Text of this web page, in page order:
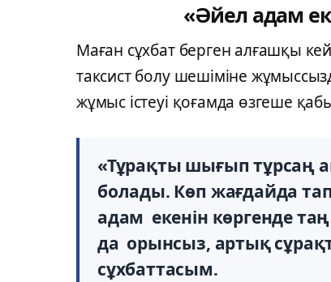
«Әйел адам
Маған сұхбат берген алғашқы
таксист болу шешіміне
жұмыс істеуі қоғамда өзгеше
«Тұрақты шығып тұрсаң
болады. Көп жағдайда
адам екенін көргенде
да орынсыз, артық
сұхбаттасым.